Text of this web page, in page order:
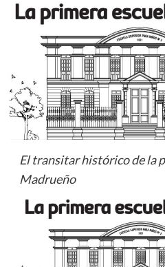
El transitar histórico de la
Madrueño